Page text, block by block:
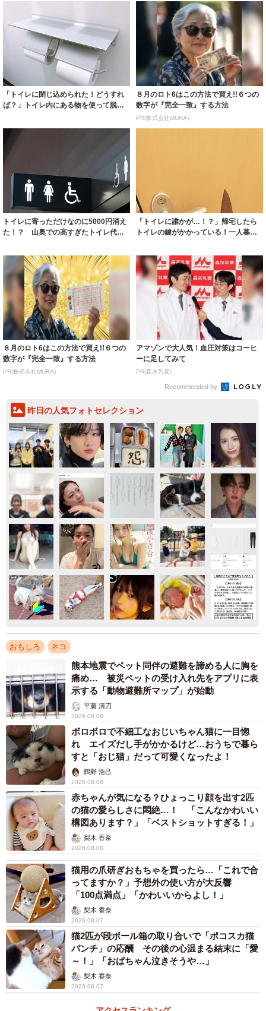
「トイレに閉じ込められた！どうすれ
ば？」トイレ内にある物を使って脱出
８月のロト6はこの方法で買え!!６つの
数字が『完全一致』する方法
PR(株式会社MURA)
トイレに寄っただけなのに5000円消え
た！？ 山奥での高すぎたトイレ代に
「トイレに誰かが…！？」帰宅したら
トイレの鍵がかかっている！一人暮ら
８月のロト6はこの方法で買え!!６つの
数字が『完全一致』する方法
PR(株式会社MURA)
アマゾンで大人気！血圧対策はコーヒ
ーに足してみて
PR(森永乳業)
Recommended by
昨日の人気フォトセレクション
おもしろ ネコ
熊本地震でペット同伴の避難を諦める人に胸を
痛め… 被災ペットの受け入れ先をアプリに表
示する「動物避難所マップ」が始動
平藤 清刀
2026.08.08
ボロボロで不細工なおじいちゃん猫に一目惚
れ エイズだし手がかかるけど…おうちで暮ら
すと「おじ猫」だって可愛くなったよ！
鶴野 浩己
2026.08.08
赤ちゃんが気になる？ひょっこり顔を出す2匹
の猫の愛らしさに悶絶…！ 「こんなかわいい
構図あります？」「ベストショットすぎる！」
梨木 香奈
2026.08.08
猫用の爪研ぎおもちゃを買ったら…「これで合
ってますか？」予想外の使い方が大反響
「100点満点」「かわいいからよし！」
梨木 香奈
2026.08.07
猫2匹が段ボール箱の取り合いで「ポコスカ猫
パンチ」の応酬 その後の心温まる結末に「愛
～！」「おばちゃん泣きそうや…」
梨木 香奈
2026.08.07